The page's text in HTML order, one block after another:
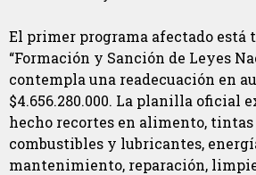
El primer programa afectado está
“Formación y Sanción de Leyes
contempla una readecuación en
$4.656.280.000. La planilla oficial
hecho recortes en alimento,
combustibles y lubricantes,
mantenimiento, reparación,